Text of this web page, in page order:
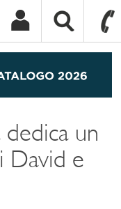
dedica un
David e